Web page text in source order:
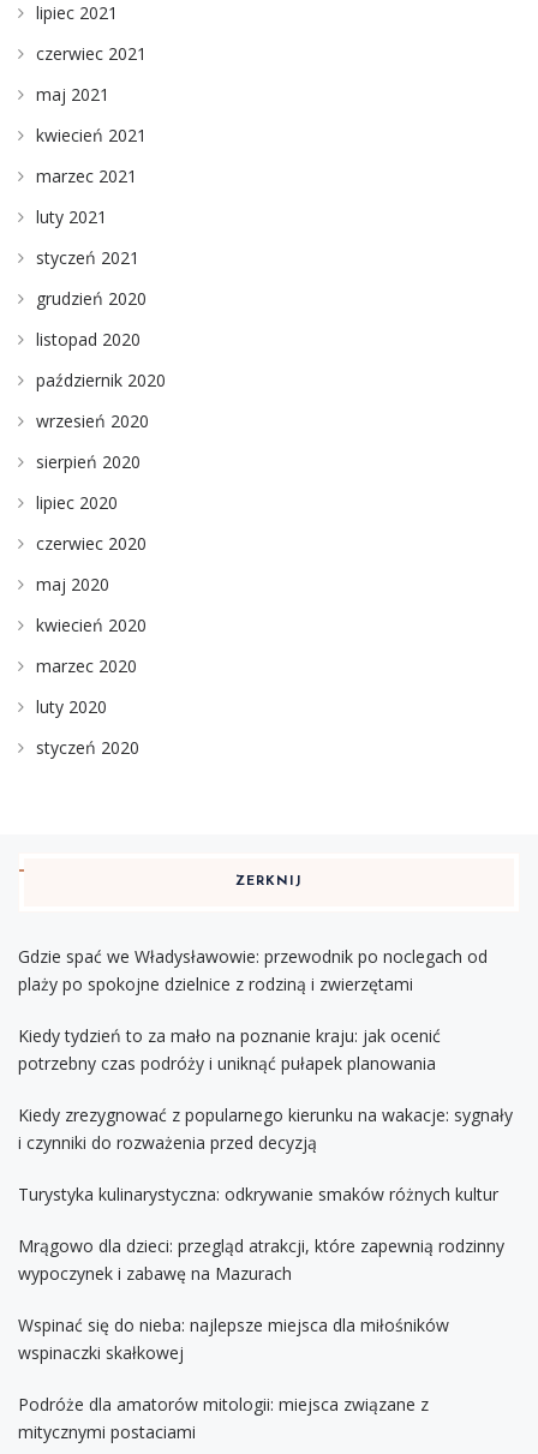
lipiec 2021
czerwiec 2021
maj 2021
kwiecień 2021
marzec 2021
luty 2021
styczeń 2021
grudzień 2020
listopad 2020
październik 2020
wrzesień 2020
sierpień 2020
lipiec 2020
czerwiec 2020
maj 2020
kwiecień 2020
marzec 2020
luty 2020
styczeń 2020
ZERKNIJ
Gdzie spać we Władysławowie: przewodnik po noclegach od
plaży po spokojne dzielnice z rodziną i zwierzętami
Kiedy tydzień to za mało na poznanie kraju: jak ocenić
potrzebny czas podróży i uniknąć pułapek planowania
Kiedy zrezygnować z popularnego kierunku na wakacje: sygnały
i czynniki do rozważenia przed decyzją
Turystyka kulinarystyczna: odkrywanie smaków różnych kultur
Mrągowo dla dzieci: przegląd atrakcji, które zapewnią rodzinny
wypoczynek i zabawę na Mazurach
Wspinać się do nieba: najlepsze miejsca dla miłośników
wspinaczki skałkowej
Podróże dla amatorów mitologii: miejsca związane z
mitycznymi postaciami